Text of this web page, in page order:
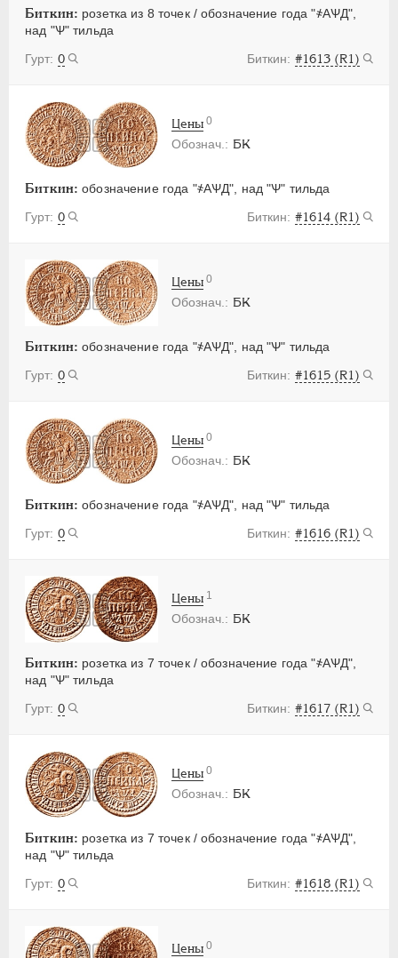
Биткин: розетка из 8 точек / обозначение года "҂АѰД",
над "Ѱ" тильда
0
#1613 (R1)
БК
Биткин: обозначение года "҂АѰД", над "Ѱ" тильда
0
#1614 (R1)
Цены 0
БК
Биткин: обозначение года "҂АѰД", над "Ѱ" тильда
0
#1615 (R1)
Цены 0
БК
Биткин: обозначение года "҂АѰД", над "Ѱ" тильда
0
#1616 (R1)
Цены 0
БК
Биткин: розетка из 7 точек / обозначение года "҂АѰД",
над "Ѱ" тильда
0
#1617 (R1)
Цены 1
БК
Биткин: розетка из 7 точек / обозначение года "҂АѰД",
над "Ѱ" тильда
0
#1618 (R1)
Цены 0
Цены 0